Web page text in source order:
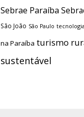
Sebrae Paraíba
São João São Paulo tecnologia
na Paraíba turismo
sustentável